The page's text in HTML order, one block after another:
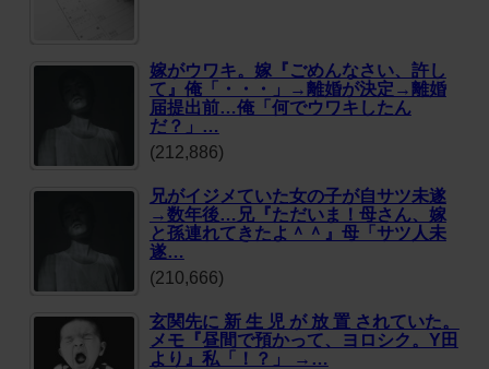
嫁がウワキ。嫁『ごめんなさい、許し
て』俺「・・・」→離婚が決定→離婚
届提出前…俺「何でウワキしたん
だ？」…
(212,886)
兄がイジメていた女の子が自サツ未遂
→数年後…兄『ただいま！母さん、嫁
と孫連れてきたよ＾＾』母「サツ人未
遂…
(210,666)
玄関先に 新 生 児 が 放 置 されていた。
メモ『昼間で預かって、ヨロシク。Y田
より』私「！？」 →…